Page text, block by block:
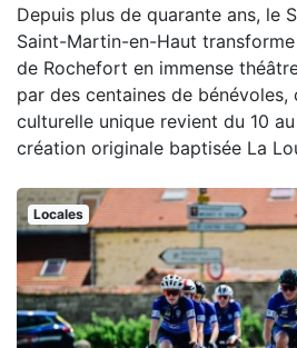
Depuis plus de quarante ans, le
Saint-Martin-en-Haut
de Rochefort en immense
par des centaines de
culturelle unique revient du 10
création originale baptisée La
Locales